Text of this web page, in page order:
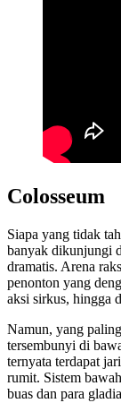
Colosseum
Siapa yang tidak
banyak dikunjungi
dramatis. Arena
penonton yang
aksi sirkus, hingga
Namun, yang
tersembunyi di
ternyata terdapat
rumit. Sistem
buas dan para